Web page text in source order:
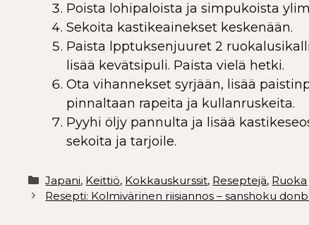
Poista lohipaloista ja simpukoista
Sekoita kastikeainekset keskenään.
Paista lpptuksenjuuret 2
lisää kevätsipuli. Paista vielä hetki.
Ota vihannekset syrjään, lisää
pinnaltaan rapeita ja kullanruskeita.
Pyyhi öljy pannulta ja lisää
sekoita ja tarjoile.
Japani, Keittiö, Kokkauskurssit, Reseptejä, Ruoka
Resepti: Kolmivärinen riisiannos – sanshoku